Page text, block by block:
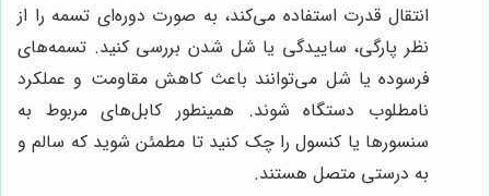
انتقال قدرت استفاده می‌کند، به صورت دوره‌ای تسمه را از
نظر پارگی، ساییدگی یا شل شدن بررسی کنید. تسمه‌های
فرسوده یا شل می‌توانند باعث کاهش مقاومت و عملکرد
نامطلوب دستگاه شوند. همینطور کابل‌های مربوط به
سنسورها یا کنسول را چک کنید تا مطمئن شوید که سالم و
به درستی متصل هستند.